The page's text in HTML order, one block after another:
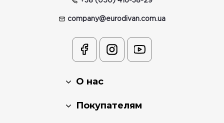
company@eurodivan.com.ua
О нас
Покупателям